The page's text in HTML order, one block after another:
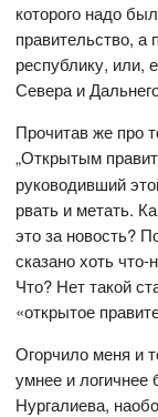
которого надо
правительство,
республику, или,
Севера и
Прочитав же про
„Открытым
руководивший
рвать и метать.
это за новость?
сказано хоть
Что? Нет такой
«открытое
Огорчило меня и
умнее и
Нургалиева,